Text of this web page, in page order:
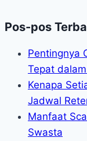
Pos-pos
Pentingnya
Tepat
Kenapa
Jadwal
Manfaat
Swasta